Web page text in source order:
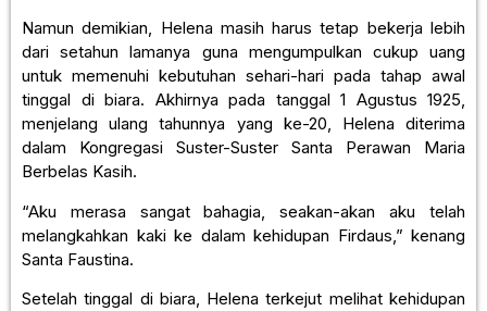
Namun demikian, Helena masih harus tetap bekerja lebih
dari setahun lamanya guna mengumpulkan cukup uang
untuk memenuhi kebutuhan sehari-hari pada tahap awal
tinggal di biara. Akhirnya pada tanggal 1 Agustus 1925,
menjelang ulang tahunnya yang ke-20, Helena diterima
dalam Kongregasi Suster-Suster Santa Perawan Maria
Berbelas Kasih.
“Aku merasa sangat bahagia, seakan-akan aku telah
melangkahkan kaki ke dalam kehidupan Firdaus,” kenang
Santa Faustina.
Setelah tinggal di biara, Helena terkejut melihat kehidupan